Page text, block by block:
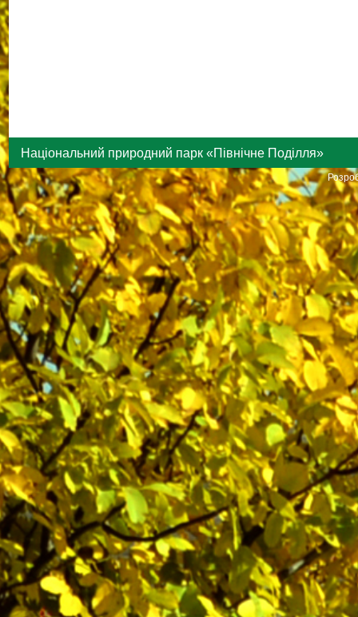
Національний природний парк «Північне Поділля»